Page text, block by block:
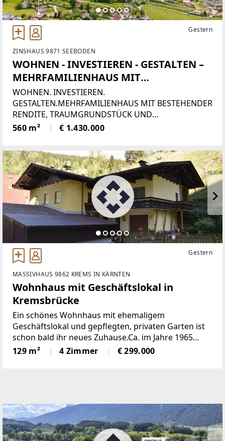
Gestern
ZINSHAUS 9871 SEEBODEN
WOHNEN - INVESTIEREN - GESTALTEN –
MEHRFAMILIENHAUS MIT
TRAUMGRUNDSTÜCK UND
ENTWICKLUNGSPOTENZIAL IN
SEEBODEN AM MILLSTÄTTER SEE
WOHNEN. INVESTIEREN.
GESTALTEN.MEHRFAMILIENHAUS MIT BESTEHENDER
RENDITE, TRAUMGRUNDSTÜCK UND
ENTWICKLUNGSPOTENZIAL IN SEEBODEN AM
MILLSTÄTTER SEEManche Immobilien bieten
außergewöhnliche Liegenschaft
560 m² € 1.430.000
Gestern
MASSIVHAUS 9862 KREMS IN KÄRNTEN
Wohnhaus mit Geschäftslokal in
Kremsbrücke
Ein schönes Wohnhaus mit ehemaligem
Geschäftslokal und gepflegten, privaten Garten ist
schon bald ihr neues Zuhause.Ca. im Jahre 1965
wurde das Geschäftslokal errichtet und ca. im Jahre
1975 das Wohnhaus in Massivbauweise.Alle
129 m² 4 Zimmer € 299.000